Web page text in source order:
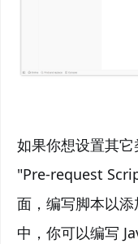
如果你想设置其
"Pre-request
面，编写脚本以
中，你可以编写